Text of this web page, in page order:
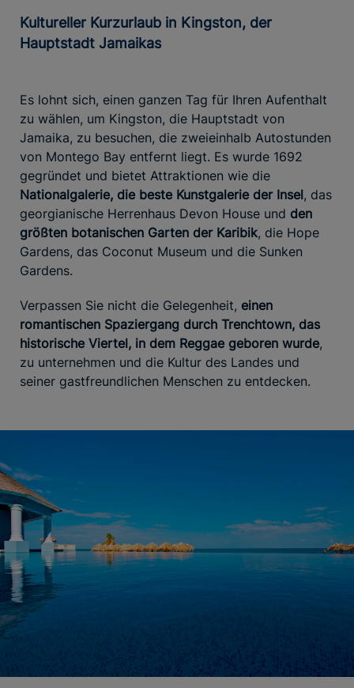
Kultureller Kurzurlaub in Kingston, der
Hauptstadt Jamaikas
Es lohnt sich, einen ganzen Tag für Ihren Aufenthalt
zu wählen, um Kingston, die Hauptstadt von
Jamaika, zu besuchen, die zweieinhalb Autostunden
von Montego Bay entfernt liegt. Es wurde 1692
gegründet und bietet Attraktionen wie die
Nationalgalerie, die beste Kunstgalerie der Insel, das
georgianische Herrenhaus Devon House und den
größten botanischen Garten der Karibik, die Hope
Gardens, das Coconut Museum und die Sunken
Gardens.
Verpassen Sie nicht die Gelegenheit, einen
romantischen Spaziergang durch Trenchtown, das
historische Viertel, in dem Reggae geboren wurde,
zu unternehmen und die Kultur des Landes und
seiner gastfreundlichen Menschen zu entdecken.